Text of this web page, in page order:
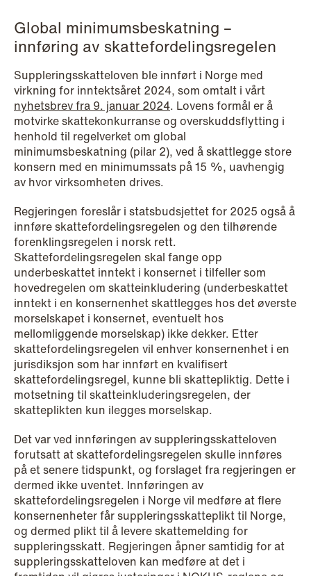
Read more
NEWS
Danish tax council green-lights
deferred §7 P election across parallel
equity programmes
Read more
Global minimumsbeskatning –
innføring av skattefordelingsregelen
Suppleringsskatteloven ble innført i Norge med
virkning for inntektsåret 2024, som omtalt i vårt
nyhetsbrev fra 9. januar 2024. Lovens formål er å
motvirke skattekonkurranse og overskuddsflytting i
henhold til regelverket om global
minimumsbeskatning (pilar 2), ved å skattlegge store
konsern med en minimumssats på 15 %, uavhengig
av hvor virksomheten drives.
Regjeringen foreslår i statsbudsjettet for 2025 også å
innføre skattefordelingsregelen og den tilhørende
forenklingsregelen i norsk rett.
Skattefordelingsregelen skal fange opp
underbeskattet inntekt i konsernet i tilfeller som
hovedregelen om skatteinkludering (underbeskattet
inntekt i en konsernenhet skattlegges hos det øverste
morselskapet i konsernet, eventuelt hos
mellomliggende morselskap) ikke dekker. Etter
skattefordelingsregelen vil enhver konsernenhet i en
jurisdiksjon som har innført en kvalifisert
skattefordelingsregel, kunne bli skattepliktig. Dette i
motsetning til skatteinkluderingsregelen, der
skatteplikten kun ilegges morselskap.
Det var ved innføringen av suppleringsskatteloven
forutsatt at skattefordelingsregelen skulle innføres
på et senere tidspunkt, og forslaget fra regjeringen er
dermed ikke uventet. Innføringen av
skattefordelingsregelen i Norge vil medføre at flere
konsernenheter får suppleringsskatteplikt til Norge,
og dermed plikt til å levere skattemelding for
suppleringsskatt. Regjeringen åpner samtidig for at
suppleringsskatteloven kan medføre at det i